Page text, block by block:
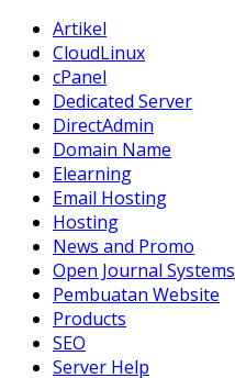
Artikel
CloudLinux
cPanel
Dedicated Server
DirectAdmin
Domain Name
Elearning
Email Hosting
Hosting
News and Promo
Open Journal Systems
Pembuatan Website
Products
SEO
Server Help